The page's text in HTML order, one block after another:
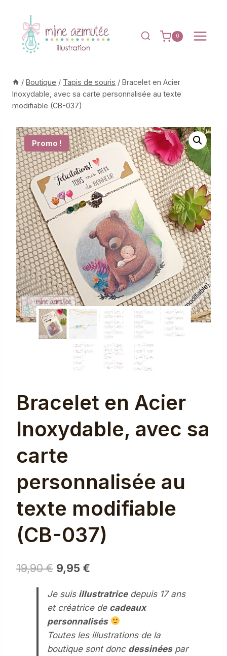
contenu
0
/ Boutique / Tapis de souris / Bracelet en Acier
Inoxydable, avec sa carte personnalisée au texte
modifiable (CB-037)
Promo !
Bracelet en Acier
Inoxydable, avec sa
carte
personnalisée au
texte modifiable
(CB-037)
19,90€ Le
initial
était :
19,90 €.
9,95 €
actuel
est :
9,95 €.
Je suis illustratricedepuis 17 ans
et créatrice de cadeaux
personnalisés
Toutes les illustrations de la
boutique sont donc dessinéespar